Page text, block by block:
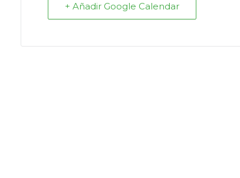
+ Añadir Google Calendar